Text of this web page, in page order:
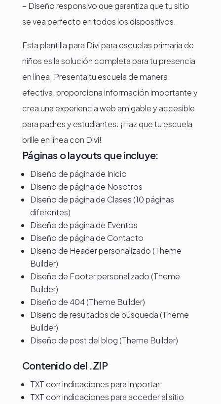
– Diseño responsivo que garantiza que tu sitio
se vea perfecto en todos los dispositivos.
Esta plantilla para Divi para escuelas primaria de
niños es la solución completa para tu presencia
en línea. Presenta tu escuela de manera
efectiva, proporciona información importante y
crea una experiencia web amigable y accesible
para padres y estudiantes. ¡Haz que tu escuela
brille en línea con Divi!
Páginas o layouts que incluye:
Diseño de página de Inicio
Diseño de página de Nosotros
Diseño de página de Clases (10 páginas
diferentes)
Diseño de página de Eventos
Diseño de página de Contacto
Diseño de Header personalizado (Theme
Builder)
Diseño de Footer personalizado (Theme
Builder)
Diseño de 404 (Theme Builder)
Diseño de resultados de búsqueda (Theme
Builder)
Diseño de post del blog (Theme Builder)
Contenido del .ZIP
TXT con indicaciones para importar
TXT con indicaciones para acceder al sitio